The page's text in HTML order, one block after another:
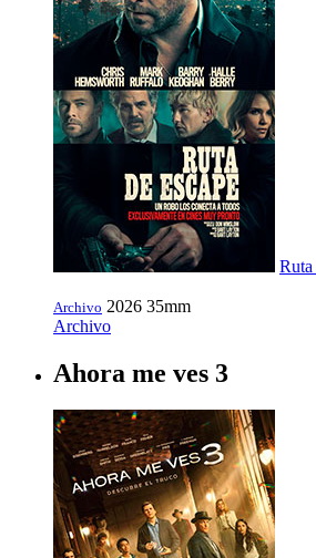
Ruta
Archivo 2026 35mm
Archivo
Ahora me ves 3